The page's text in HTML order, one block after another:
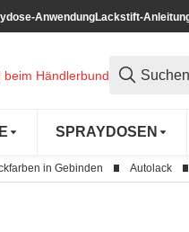
AnwendungLackstift-
SPRAYDOSEN
in Gebinden Autolack